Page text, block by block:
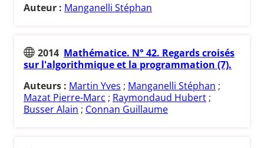
Auteur : Manganelli Stéphan
2014 Mathématice. N° 42. Regards croisés
sur l'algorithmique et la programmation (7).
Auteurs : Martin Yves ; Manganelli Stéphan ;
Mazat Pierre-Marc ; Raymondaud Hubert;
Busser Alain ; Connan Guillaume